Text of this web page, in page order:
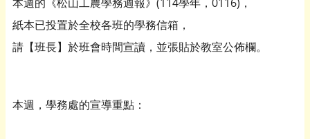
紙本已投置於全校各班的學務信箱，
請【班長】於班會時間宣讀，並張貼於教室公佈欄。
本週，學務處的宣導重點：